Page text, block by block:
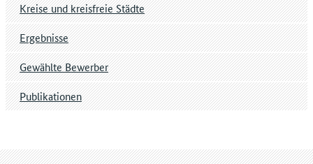
Kreise und kreisfreie Städte
Ergebnisse
Gewählte Bewerber
Publikationen